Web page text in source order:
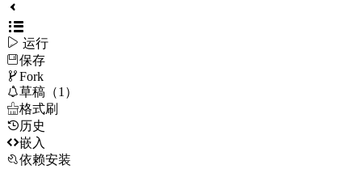
 运行
保存
Fork
草稿（1）
格式刷
历史
嵌入
依赖安装